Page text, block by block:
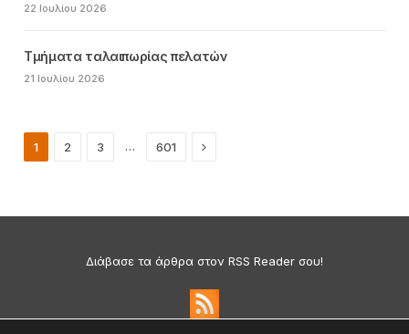
22 Ιουλίου 2026
Τμήματα ταλαιπωρίας πελατών
21 Ιουλίου 2026
1 2 3 … 601 Next
Διάβασε τα άρθρα στον RSS Reader σου!